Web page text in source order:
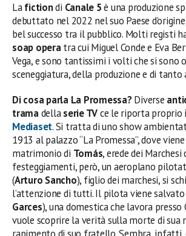
Lafictiondi Canale 5è una produzione
debuttato nel 2022 nel suo Paese
bel successo tra il pubblico. Molti registi
soap operatra cui Miguel Conde e Eva
Vega, e sono tantissimi i volti che si sono
sceneggiatura, della produzione e di tanto
Di cosa parla La Promessa?Diverse
tramadellaserie TVce le riporta proprio
Mediaset. Si tratta di uno show
1913 al palazzo “La Promessa”, dove
matrimonio di Tomás, erede dei
festeggiamenti, però, un aeroplano
(Arturo Sancho), figlio dei marchesi, si
l’attenzione di tutti. Il pilota viene
Garces), una domestica che lavora presso
vuole scoprire la verità sulla morte di sua